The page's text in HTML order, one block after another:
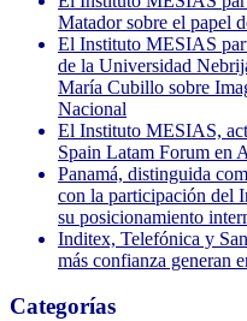
Matador sobre el papel
El Instituto MESIAS
de la Universidad
María Cubillo sobre
Nacional
El Instituto MESIAS,
Spain Latam Forum en
Panamá, distinguida
con la participación del
su posicionamiento
Inditex, Telefónica y
más confianza generan
Categorías